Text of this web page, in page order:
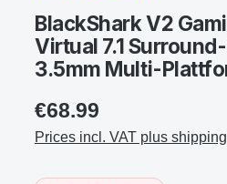
BlackShark V2
Virtual 7.1
3.5mm Multi-
€68.99
Prices incl. VAT plus